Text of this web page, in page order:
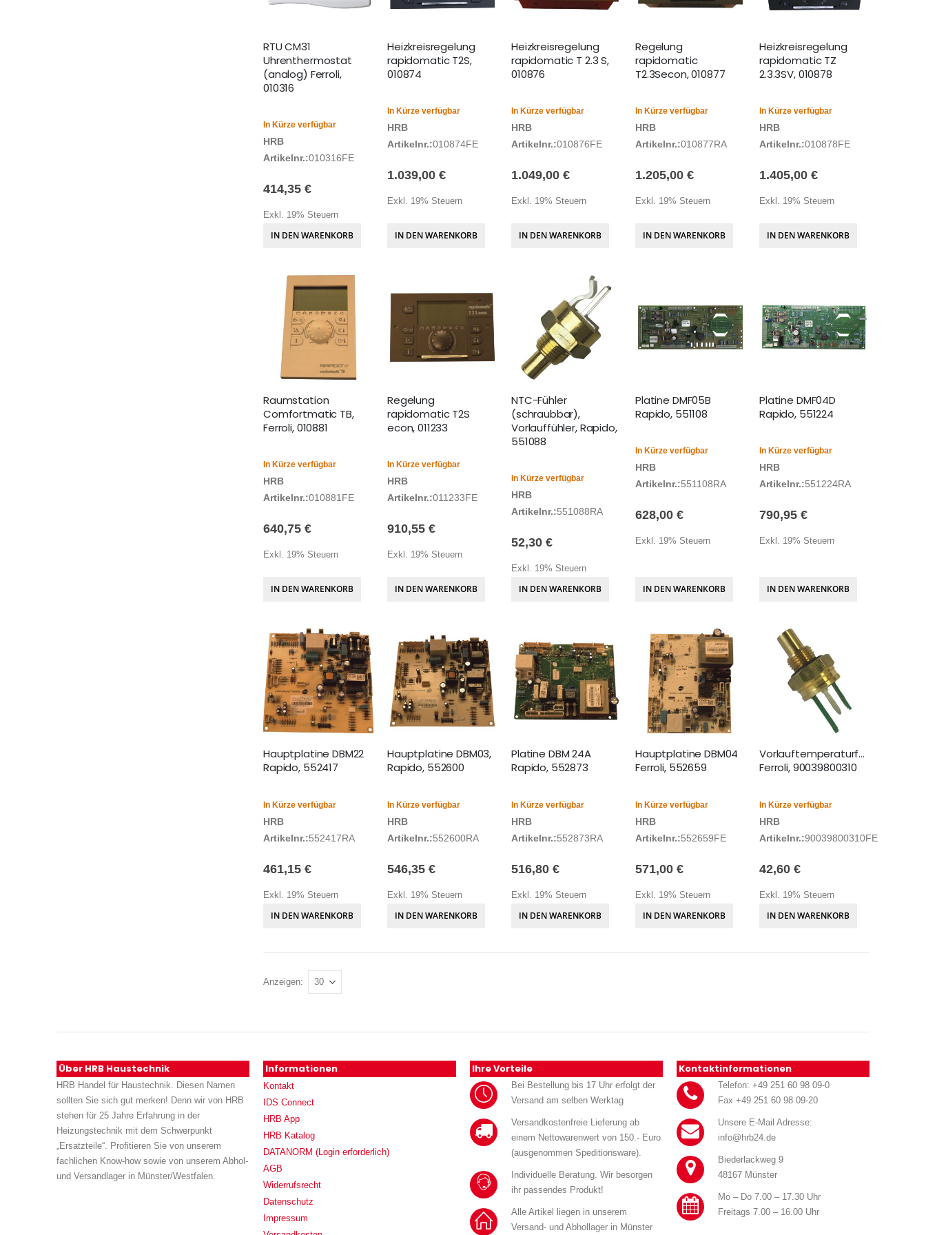
RTU CM31
Uhrenthermostat
(analog) Ferroli,
010316
In Kürze verfügbar
HRB
Artikelnr.:010316FE
414,35 €
Exkl. 19% Steuern
IN DEN WARENKORB
Heizkreisregelung
rapidomatic T2S,
010874
In Kürze verfügbar
HRB
Artikelnr.:010874FE
1.039,00 €
Exkl. 19% Steuern
IN DEN WARENKORB
Heizkreisregelung
rapidomatic T 2.3 S,
010876
In Kürze verfügbar
HRB
Artikelnr.:010876FE
1.049,00 €
Exkl. 19% Steuern
IN DEN WARENKORB
Regelung
rapidomatic
T2.3Secon, 010877
In Kürze verfügbar
HRB
Artikelnr.:010877RA
1.205,00 €
Exkl. 19% Steuern
IN DEN WARENKORB
Heizkreisregelung
rapidomatic TZ
2.3.3SV, 010878
In Kürze verfügbar
HRB
Artikelnr.:010878FE
1.405,00 €
Exkl. 19% Steuern
IN DEN WARENKORB
Raumstation
Comfortmatic TB,
Ferroli, 010881
In Kürze verfügbar
HRB
Artikelnr.:010881FE
640,75 €
Exkl. 19% Steuern
IN DEN WARENKORB
Regelung
rapidomatic T2S
econ, 011233
In Kürze verfügbar
HRB
Artikelnr.:011233FE
910,55 €
Exkl. 19% Steuern
IN DEN WARENKORB
NTC-Fühler
(schraubbar),
Vorlauffühler, Rapido,
551088
In Kürze verfügbar
HRB
Artikelnr.:551088RA
52,30 €
Exkl. 19% Steuern
IN DEN WARENKORB
Platine DMF05B
Rapido, 551108
In Kürze verfügbar
HRB
Artikelnr.:551108RA
628,00 €
Exkl. 19% Steuern
IN DEN WARENKORB
Platine DMF04D
Rapido, 551224
In Kürze verfügbar
HRB
Artikelnr.:551224RA
790,95 €
Exkl. 19% Steuern
IN DEN WARENKORB
Hauptplatine DBM22
Rapido, 552417
In Kürze verfügbar
HRB
Artikelnr.:552417RA
461,15 €
Exkl. 19% Steuern
IN DEN WARENKORB
Hauptplatine DBM03,
Rapido, 552600
In Kürze verfügbar
HRB
Artikelnr.:552600RA
546,35 €
Exkl. 19% Steuern
IN DEN WARENKORB
Platine DBM 24A
Rapido, 552873
In Kürze verfügbar
HRB
Artikelnr.:552873RA
516,80 €
Exkl. 19% Steuern
IN DEN WARENKORB
Hauptplatine DBM04
Ferroli, 552659
In Kürze verfügbar
HRB
Artikelnr.:552659FE
571,00 €
Exkl. 19% Steuern
IN DEN WARENKORB
Vorlauftemperaturfühler
Ferroli, 90039800310
In Kürze verfügbar
HRB
Artikelnr.:90039800310FE
42,60 €
Exkl. 19% Steuern
IN DEN WARENKORB
Anzeigen
Über HRB Haustechnik
HRB Handel für Haustechnik. Diesen Namen
sollten Sie sich gut merken! Denn wir von HRB
stehen für 25 Jahre Erfahrung in der
Heizungstechnik mit dem Schwerpunkt
„Ersatzteile“. Profitieren Sie von unserem
fachlichen Know-how sowie von unserem Abhol-
und Versandlager in Münster/Westfalen.
Informationen
Kontakt
IDS Connect
HRB App
HRB Katalog
DATANORM (Login erforderlich)
AGB
Widerrufsrecht
Datenschutz
Impressum
Ihre Vorteile
Bei Bestellung bis 17 Uhr erfolgt der
Versand am selben Werktag
Versandkostenfreie Lieferung ab
einem Nettowarenwert von 150.- Euro
(ausgenommen Speditionsware).
Individuelle Beratung. Wir besorgen
ihr passendes Produkt!
Alle Artikel liegen in unserem
Versand- und Abhollager in Münster
Kontaktinformationen
Telefon: +49 251 60 98 09-0
Fax +49 251 60 98 09-20
Unsere E-Mail Adresse:
info@hrb24.de
Biederlackweg 9
48167 Münster
Mo – Do 7.00 – 17.30 Uhr
Freitags 7.00 – 16.00 Uhr